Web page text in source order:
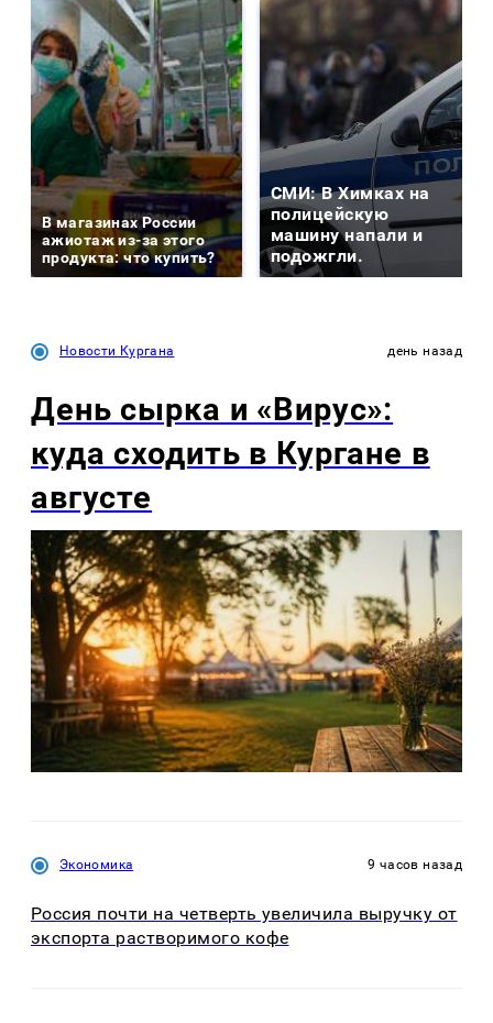
В магазинах России
ажиотаж из-за этого
продукта: что купить?
СМИ: В Химках на
полицейскую
машину напали и
подожгли.
Новости Кургана день назад
День сырка и «Вирус»:
куда сходить в Кургане в
августе
Экономика 9 часов назад
Россия почти на четверть увеличила выручку от
экспорта растворимого кофе